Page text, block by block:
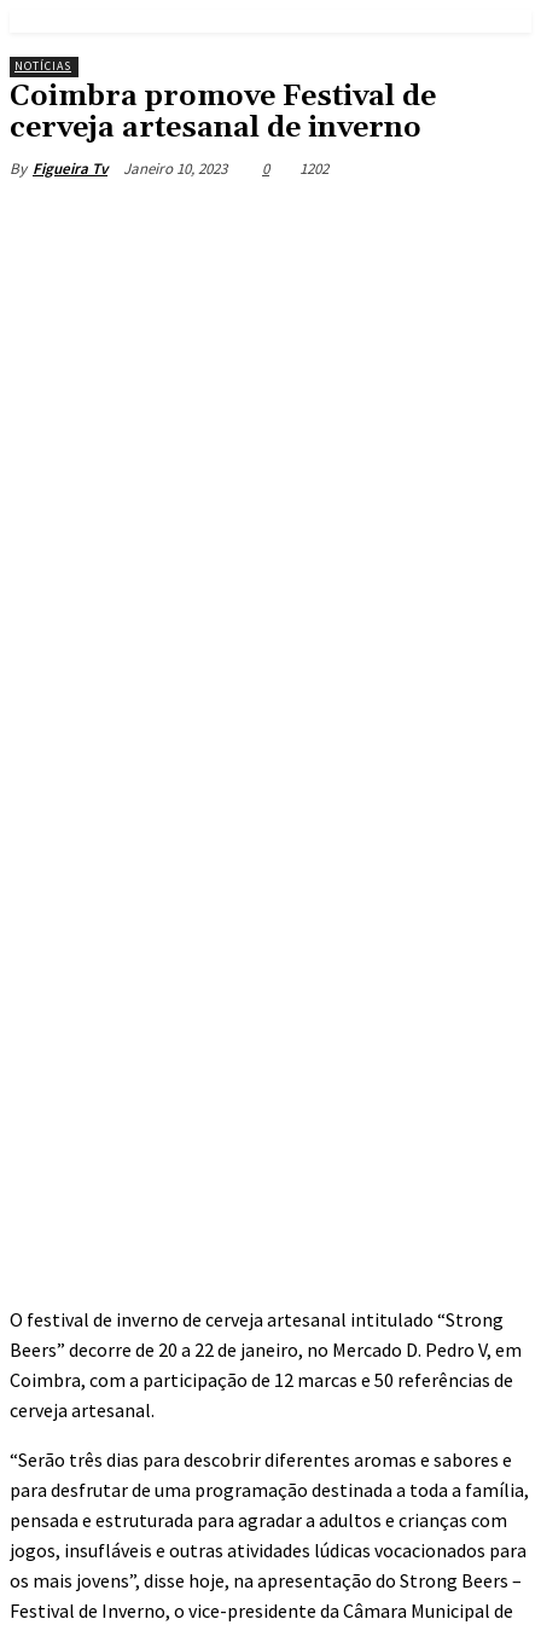
NOTÍCIAS
Coimbra promove Festival de
cerveja artesanal de inverno
By Figueira Tv Janeiro 10, 2023 0 1202
O festival de inverno de cerveja artesanal intitulado “Strong
Beers” decorre de 20 a 22 de janeiro, no Mercado D. Pedro V, em
Coimbra, com a participação de 12 marcas e 50 referências de
cerveja artesanal.
“Serão três dias para descobrir diferentes aromas e sabores e
para desfrutar de uma programação destinada a toda a família,
pensada e estruturada para agradar a adultos e crianças com
jogos, insufláveis e outras atividades lúdicas vocacionados para
os mais jovens”, disse hoje, na apresentação do Strong Beers –
Festival de Inverno, o vice-presidente da Câmara Municipal de